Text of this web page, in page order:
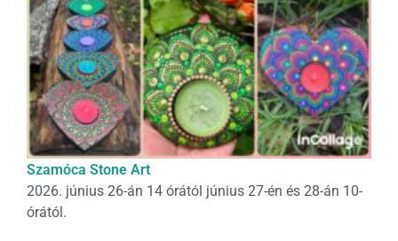
Szamóca Stone Art
2026. június 26-án 14 órától június 27-én és 28-án 10-
órától.